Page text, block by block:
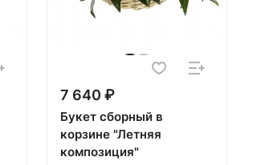
7 640 ₽
Букет сборный в
корзине "Летняя
композиция"